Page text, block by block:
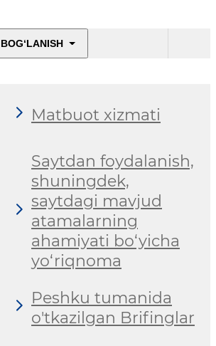
BOG‘LANISH
Matbuot xizmati
Saytdan foydalanish,
shuningdek,
saytdagi mavjud
atamalarning
ahamiyati bo‘yicha
yo‘riqnoma
Peshku tumanida
o'tkazilgan Brifinglar